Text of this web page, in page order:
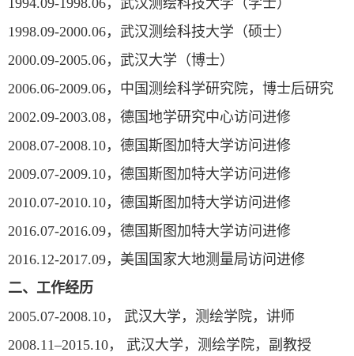
1994.09-1998.06，武汉测绘科技大学（学士）
1998.09-2000.06，武汉测绘科技大学（硕士）
2000.09-2005.06，武汉大学（博士）
2006.06-2009.06，中国测绘科学研究院，博士后研究
2002.09-2003.08，德国地学研究中心访问进修
2008.07-2008.10，德国斯图加特大学访问进修
2009.07-2009.10，德国斯图加特大学访问进修
2010.07-2010.10，德国斯图加特大学访问进修
2016.07-2016.09，德国斯图加特大学访问进修
2016.12-2017.09，美国国家大地测量局访问进修
二、工作经历
2005.07-2008.10， 武汉大学，测绘学院，讲师
2008.11–2015.10， 武汉大学，测绘学院，副教授